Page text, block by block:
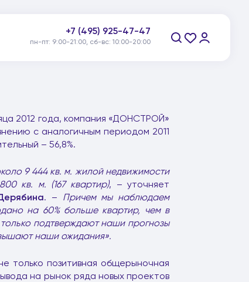
+7 (495) 925-47-47
пн-пт: 9:00-21:00, сб-вс: 10:00-20:00
2012 года, компания «ДОНСТРОЙ»
с аналогичным периодом 2011
– 56,8%.
9 444 кв. м. жилой недвижимости
кв. м. (167 квартир), – уточняет
. – Причем мы наблюдаем
на 60% больше квартир, чем в
подтверждают наши прогнозы
наши ожидания».
только позитивная общерыночная
на рынок ряда новых проектов